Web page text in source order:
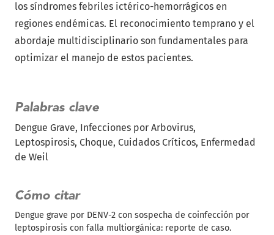
Palabras clave
Dengue Grave Infecciones por Arbovirus
Leptospirosis Choque Cuidados Críticos Enfermedad
de Weil
Cómo citar
Dengue grave por DENV-2 con sospecha de coinfección por
leptospirosis con falla multiorgánica: reporte de caso.
los síndromes febriles ictérico-hemorrágicos en
regiones endémicas. El reconocimiento temprano y el
abordaje multidisciplinario son fundamentales para
optimizar el manejo de estos pacientes.